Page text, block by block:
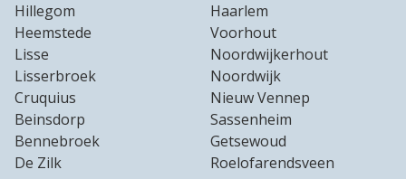
Hillegom
Heemstede
Lisse
Lisserbroek
Cruquius
Beinsdorp
Bennebroek
De Zilk
Haarlem
Voorhout
Noordwijkerhout
Noordwijk
Nieuw Vennep
Sassenheim
Getsewoud
Roelofarendsveen